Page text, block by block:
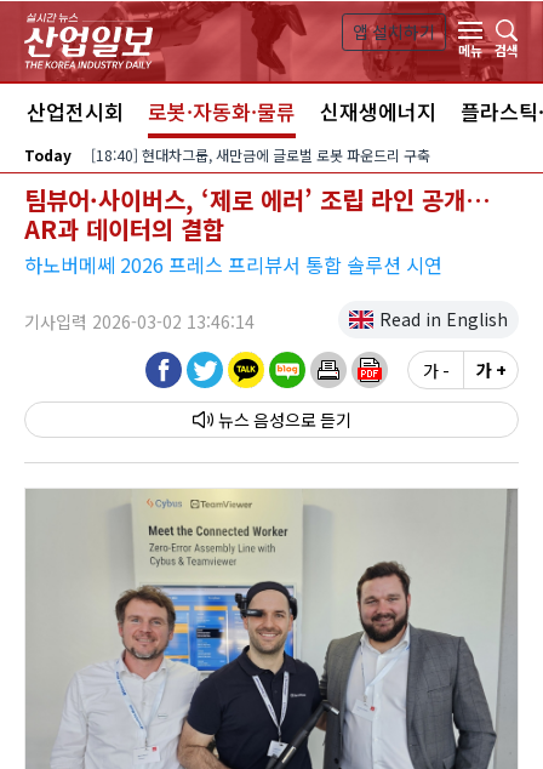
본문 바로가기
앱 설치하기
메뉴
검색
산업전시회 로봇·자동화·물류 신재생에너지 플라스틱
Today [18:40] 현대차그룹, 새만금에 글로벌 로봇 파운드리 구축
팀뷰어·사이버스, ‘제로 에러’ 조립 라인 공개…
AR과 데이터의 결합
하노버메쎄 2026 프레스 프리뷰서 통합 솔루션 시연
기사입력 2026-03-02 13:46:14 Read in English
뉴스 음성
가 - 가 +